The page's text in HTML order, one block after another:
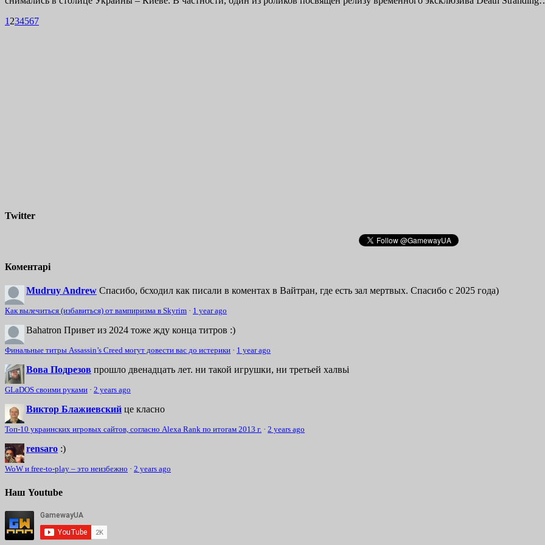
1 234567
Twitter
Коментарі
Mudruy Andrew Спасибо, бсходил как писали в коментах в Вайтран, где есть зал мертвых. Спасибо с 2025 года)
Как вылечиться (избавиться) от вампиризма в Skyrim · 1 year ago
Bahatron Привет из 2024 тоже жду конца титров :)
Финальные титры Assassin’s Creed могут довести вас до истерики · 1 year ago
Вова Подрезов прошло двенадцать лет. ни такой игрушки, ни третьей халвьі
GLaDOS своими руками · 2 years ago
Виктор Блажиевский це класно
Топ-10 украинских игровых сайтов, согласно Alexa Rank по итогам 2013 г. · 2 years ago
rensaro :)
WoW и free-to-play – это неизбежно · 2 years ago
Наш Youtube